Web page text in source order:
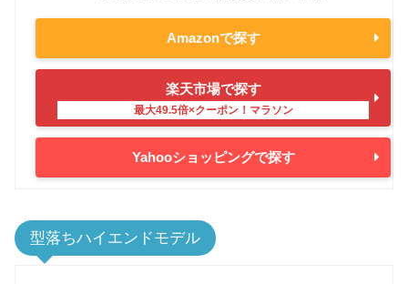
Amazonで探す
楽天市場で探す
Yahooショッピングで探す
型落ちハイエンドモデル